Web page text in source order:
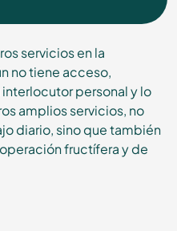
servicios en la
no tiene acceso,
personal y lo
amplios servicios, no
diario, sino que también
fructífera y de